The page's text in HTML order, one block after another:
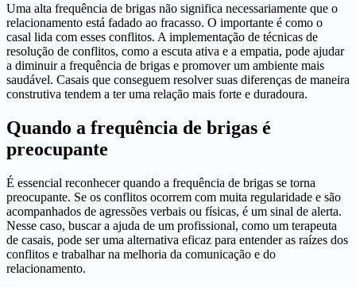
Uma alta frequência de brigas não significa necessariamente que o
relacionamento está fadado ao fracasso. O importante é como o
casal lida com esses conflitos. A implementação de técnicas de
resolução de conflitos, como a escuta ativa e a empatia, pode ajudar
a diminuir a frequência de brigas e promover um ambiente mais
saudável. Casais que conseguem resolver suas diferenças de maneira
construtiva tendem a ter uma relação mais forte e duradoura.
Quando a frequência de brigas é
preocupante
É essencial reconhecer quando a frequência de brigas se torna
preocupante. Se os conflitos ocorrem com muita regularidade e são
acompanhados de agressões verbais ou físicas, é um sinal de alerta.
Nesse caso, buscar a ajuda de um profissional, como um terapeuta
de casais, pode ser uma alternativa eficaz para entender as raízes dos
conflitos e trabalhar na melhoria da comunicação e do
relacionamento.